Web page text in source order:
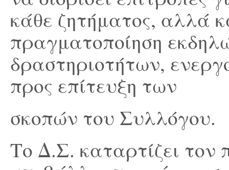
κάθε ζητήματος, αλλά
πραγματοποίηση
δραστηριοτήτων,
προς επίτευξη των
σκοπών του Συλλόγου.
Το Δ.Σ. καταρτίζει τον